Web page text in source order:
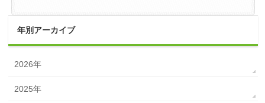
年別アーカイブ
2026年
2025年